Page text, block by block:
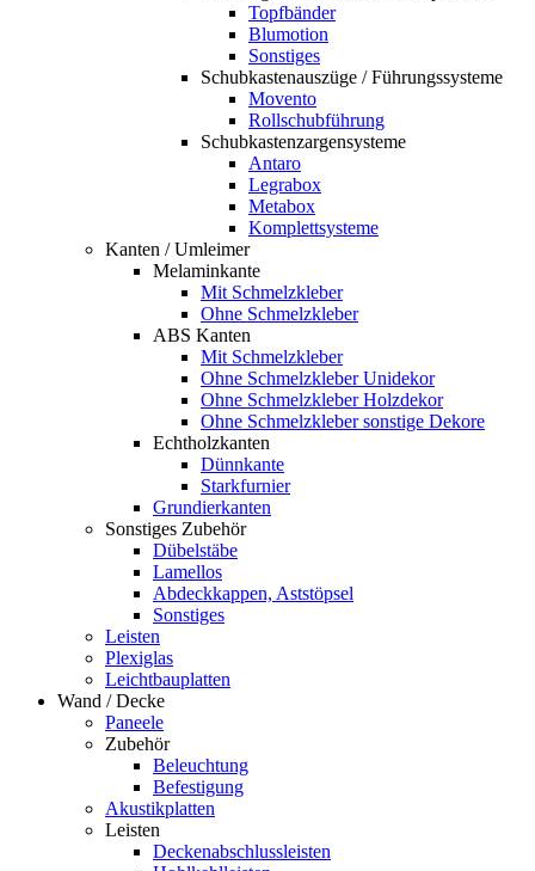
Topfbänder
Blumotion
Sonstiges
Schubkastenauszüge / Führungssysteme
Movento
Rollschubführung
Schubkastenzargensysteme
Antaro
Legrabox
Metabox
Komplettsysteme
Kanten / Umleimer
Melaminkante
Mit Schmelzkleber
Ohne Schmelzkleber
ABS Kanten
Mit Schmelzkleber
Ohne Schmelzkleber Unidekor
Ohne Schmelzkleber Holzdekor
Ohne Schmelzkleber sonstige Dekore
Echtholzkanten
Dünnkante
Starkfurnier
Grundierkanten
Sonstiges Zubehör
Dübelstäbe
Lamellos
Abdeckkappen, Aststöpsel
Sonstiges
Leisten
Plexiglas
Leichtbauplatten
Wand / Decke
Paneele
Zubehör
Beleuchtung
Befestigung
Akustikplatten
Leisten
Deckenabschlussleisten